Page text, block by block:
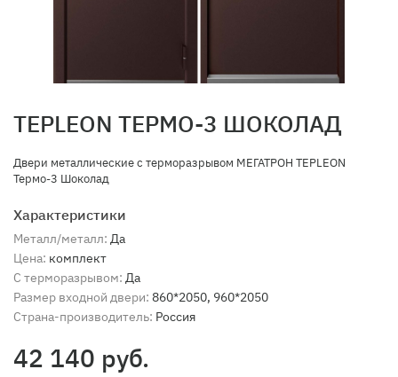
TEPLEON ТЕРМО-3 ШОКОЛАД
Двери металлические с терморазрывом МЕГАТРОН TEPLEON
Термо-3 Шоколад
Характеристики
Металл/металл: Да
Цена: комплект
С терморазрывом: Да
Размер входной двери: 860*2050, 960*2050
Страна-производитель: Россия
42 140 руб.